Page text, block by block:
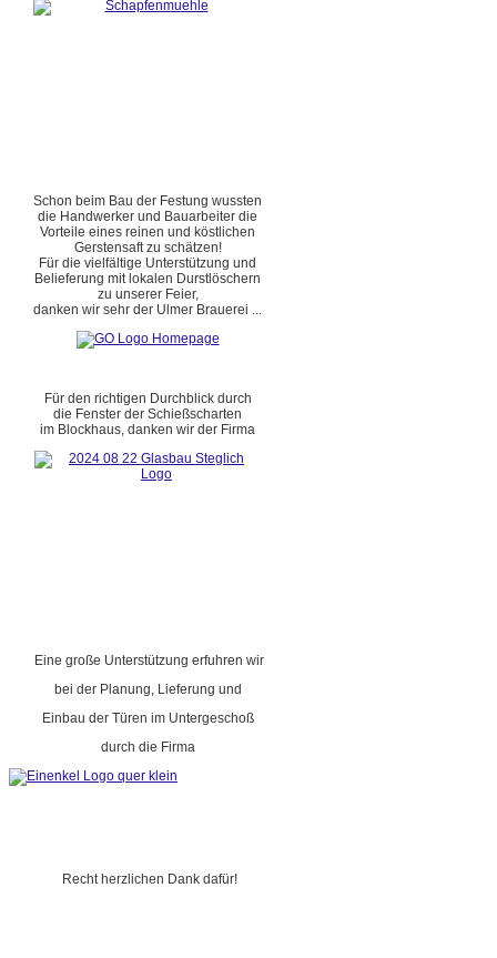
Schon beim Bau der Festung wussten
die Handwerker und Bauarbeiter die
Vorteile eines reinen und köstlichen
Gerstensaft zu schätzen!
Für die vielfältige Unterstützung und
Belieferung mit lokalen Durstlöschern
zu unserer Feier,
danken wir sehr der Ulmer Brauerei ...
Für den richtigen Durchblick durch
die Fenster der Schießscharten
im Blockhaus, danken wir der Firma
Eine große Unterstützung erfuhren wir
bei der Planung, Lieferung und
Einbau der Türen im Untergeschoß
durch die Firma
Recht herzlichen Dank dafür!